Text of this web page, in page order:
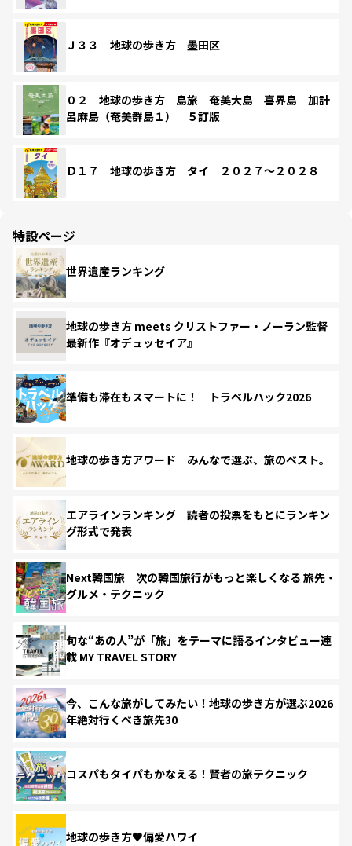
Ｊ３３ 地球の歩き方 墨田区
０２ 地球の歩き方 島旅 奄美大島 喜界島 加計
呂麻島（奄美群島１） ５訂版
Ｄ１７ 地球の歩き方 タイ ２０２７～２０２８
特設ページ
世界遺産ランキング
地球の歩き方 meets クリストファー・ノーラン監督
最新作『オデュッセイア』
準備も滞在もスマートに！ トラベルハック2026
地球の歩き方アワード みんなで選ぶ、旅のベスト。
エアラインランキング 読者の投票をもとにランキン
グ形式で発表
Next韓国旅 次の韓国旅行がもっと楽しくなる 旅先・
グルメ・テクニック
旬な“あの人”が「旅」をテーマに語るインタビュー連
載 MY TRAVEL STORY
今、こんな旅がしてみたい！地球の歩き方が選ぶ2026
年絶対行くべき旅先30
コスパもタイパもかなえる！賢者の旅テクニック
地球の歩き方♥偏愛ハワイ